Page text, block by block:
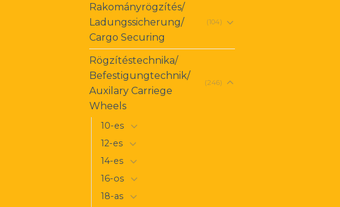
Rakományrögzítés/
Ladungssicherung/
Cargo Securing
(104)
Rögzítéstechnika/
Befestigungtechnik/
Auxilary Carriege
Wheels
(246)
10-es
12-es
14-es
16-os
18-as